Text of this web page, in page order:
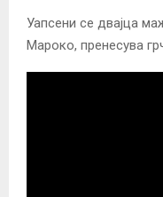
Уапсени се двајца
Мароко, пренесува